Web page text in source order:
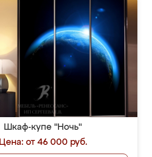
Шкаф-купе "Ночь"
Цена: от 46 000 руб.